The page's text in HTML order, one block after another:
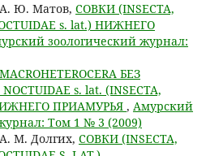
Ю. Матов, СОВКИ (INSECTA,
s. lat.) НИЖНЕГО
зоологический журнал:
MACROHETEROCERA БЕЗ
s. lat. (INSECTA,
ПРИАМУРЬЯ , Амурский
Том 1 № 3 (2009)
М. Долгих, СОВКИ (INSECTA,